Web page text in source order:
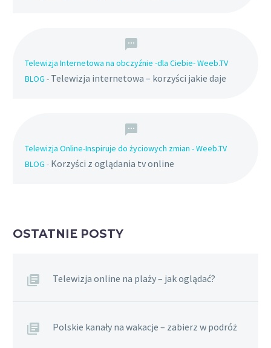
Telewizja Internetowa na obczyźnie -dla Ciebie- Weeb.TV
BLOG - Telewizja internetowa – korzyści jakie daje
Telewizja Online-Inspiruje do życiowych zmian - Weeb.TV
BLOG - Korzyści z oglądania tv online
OSTATNIE POSTY
Telewizja online na plaży – jak oglądać?
Polskie kanały na wakacje – zabierz w podróż